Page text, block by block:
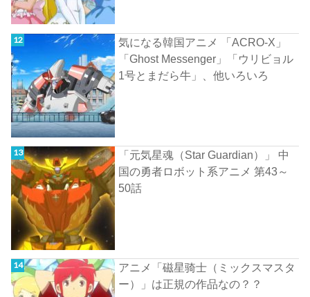
気になる韓国アニメ 「ACRO-X」
「Ghost Messenger」「ウリビョル
1号とまだら牛」、他いろいろ
「元気星魂（Star Guardian）」 中
国の勇者ロボット系アニメ 第43～
50話
アニメ「磁星骑士（ミックスマスタ
ー）」は正規の作品なの？？